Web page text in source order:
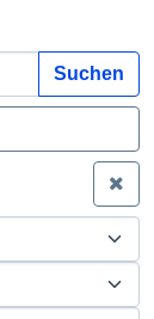
Suchen